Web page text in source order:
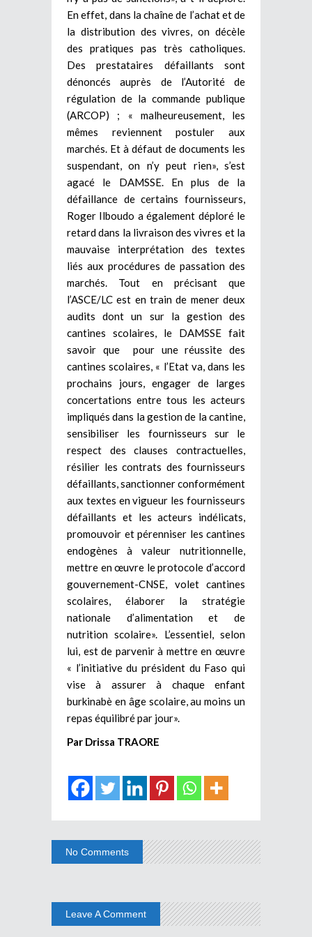
En effet, dans la chaîne de l’achat et de
la distribution des vivres, on décèle
des pratiques pas très catholiques.
Des prestataires défaillants sont
dénoncés auprès de l’Autorité de
régulation de la commande publique
(ARCOP) ; « malheureusement, les
mêmes reviennent postuler aux
marchés. Et à défaut de documents les
suspendant, on n’y peut rien», s’est
agacé le DAMSSE. En plus de la
défaillance de certains fournisseurs,
Roger Ilboudo a également déploré le
retard dans la livraison des vivres et la
mauvaise interprétation des textes
liés aux procédures de passation des
marchés. Tout en précisant que
l’ASCE/LC est en train de mener deux
audits dont un sur la gestion des
cantines scolaires, le DAMSSE fait
savoir que pour une réussite des
cantines scolaires, « l’Etat va, dans les
prochains jours, engager de larges
concertations entre tous les acteurs
impliqués dans la gestion de la cantine,
sensibiliser les fournisseurs sur le
respect des clauses contractuelles,
résilier les contrats des fournisseurs
défaillants, sanctionner conformément
aux textes en vigueur les fournisseurs
défaillants et les acteurs indélicats,
promouvoir et pérenniser les cantines
endogènes à valeur nutritionnelle,
mettre en œuvre le protocole d’accord
gouvernement-CNSE, volet cantines
scolaires, élaborer la stratégie
nationale d’alimentation et de
nutrition scolaire». L’essentiel, selon
lui, est de parvenir à mettre en œuvre
« l’initiative du président du Faso qui
vise à assurer à chaque enfant
burkinabè en âge scolaire, au moins un
repas équilibré par jour».
Par Drissa TRAORE
No Comments
Leave A Comment